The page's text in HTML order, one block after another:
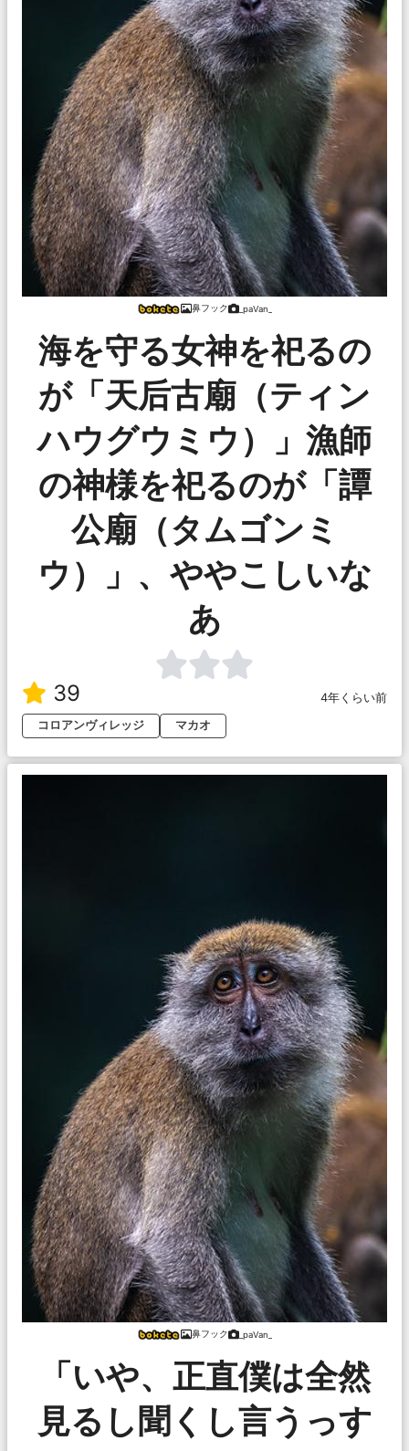
鼻フック _paVan_
海を守る女神を祀るの
が「天后古廟（ティン
ハウグウミウ）」漁師
の神様を祀るのが「譚
公廟（タムゴンミ
ウ）」、ややこしいな
あ
39
4年くらい前
コロアンヴィレッジ
マカオ
鼻フック _paVan_
「いや、正直僕は全然
見るし聞くし言うっす